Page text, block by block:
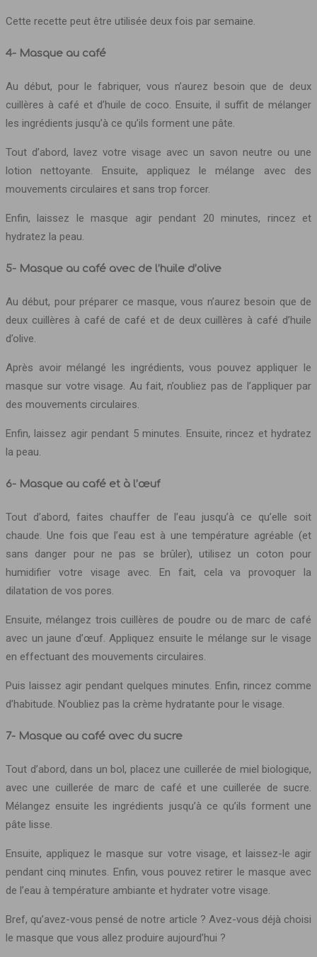
Cette recette peut être utilisée deux fois par semaine.
4- Masque au café
Au début, pour le fabriquer, vous n’aurez besoin que de deux
cuillères à café et d’huile de coco. Ensuite, il suffit de mélanger
les ingrédients jusqu’à ce qu’ils forment une pâte.
Tout d’abord, lavez votre visage avec un savon neutre ou une
lotion nettoyante. Ensuite, appliquez le mélange avec des
mouvements circulaires et sans trop forcer.
Enfin, laissez le masque agir pendant 20 minutes, rincez et
hydratez la peau.
5- Masque au café avec de l’huile d’olive
Au début, pour préparer ce masque, vous n’aurez besoin que de
deux cuillères à café de café et de deux cuillères à café d’huile
d’olive.
Après avoir mélangé les ingrédients, vous pouvez appliquer le
masque sur votre visage. Au fait, n’oubliez pas de l’appliquer par
des mouvements circulaires.
Enfin, laissez agir pendant 5 minutes. Ensuite, rincez et hydratez
la peau.
6- Masque au café et à l’œuf
Tout d’abord, faites chauffer de l’eau jusqu’à ce qu’elle soit
chaude. Une fois que l’eau est à une température agréable (et
sans danger pour ne pas se brûler), utilisez un coton pour
humidifier votre visage avec. En fait, cela va provoquer la
dilatation de vos pores.
Ensuite, mélangez trois cuillères de poudre ou de marc de café
avec un jaune d’œuf. Appliquez ensuite le mélange sur le visage
en effectuant des mouvements circulaires.
Puis laissez agir pendant quelques minutes. Enfin, rincez comme
d’habitude. N’oubliez pas la crème hydratante pour le visage.
7- Masque au café avec du sucre
Tout d’abord, dans un bol, placez une cuillerée de miel biologique,
avec une cuillerée de marc de café et une cuillerée de sucre.
Mélangez ensuite les ingrédients jusqu’à ce qu’ils forment une
pâte lisse.
Ensuite, appliquez le masque sur votre visage, et laissez-le agir
pendant cinq minutes. Enfin, vous pouvez retirer le masque avec
de l’eau à température ambiante et hydrater votre visage.
Bref, qu’avez-vous pensé de notre article ? Avez-vous déjà choisi
le masque que vous allez produire aujourd’hui ?